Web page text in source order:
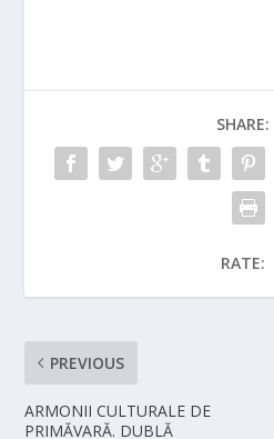
SHARE:
RATE:
PREVIOUS
ARMONII CULTURALE DE
PRIMĂVARĂ. DUBLĂ